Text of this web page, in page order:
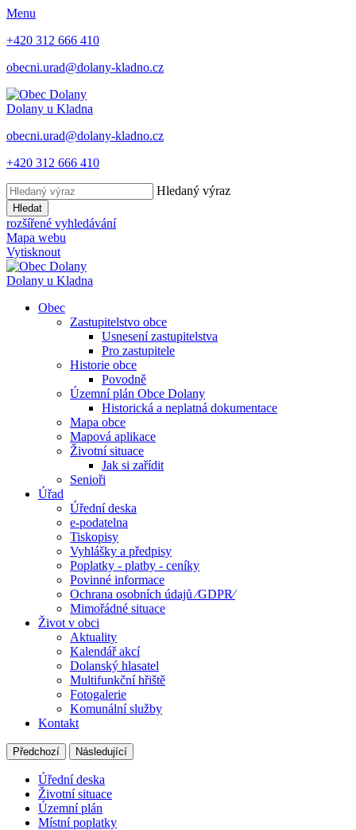
Menu
+420 312 666 410
obecni.urad@dolany-kladno.cz
Dolany u Kladna
obecni.urad@dolany-kladno.cz
+420 312 666 410
Hledaný výraz
Hledat
rozšířené vyhledávání
Mapa webu
Vytisknout
Dolany u Kladna
Obec
Zastupitelstvo obce
Usnesení zastupitelstva
Pro zastupitele
Historie obce
Povodně
Územní plán Obce Dolany
Historická a neplatná dokumentace
Mapa obce
Mapová aplikace
Životní situace
Jak si zařídit
Senioři
Úřad
Úřední deska
e-podatelna
Tiskopisy
Vyhlášky a předpisy
Poplatky - platby - ceníky
Povinné informace
Ochrana osobních údajů ⁄GDPR⁄
Mimořádné situace
Život v obci
Aktuality
Kalendář akcí
Dolanský hlasatel
Multifunkční hřiště
Fotogalerie
Komunální služby
Kontakt
Předchozí Následující
Úřední deska
Životní situace
Územní plán
Místní poplatky